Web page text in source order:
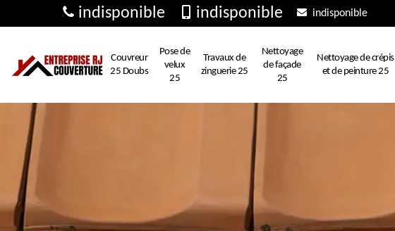
indisponible indisponible indisponible
Couvreur
25 Doubs
Pose de
velux
25
Travaux de
zinguerie 25
Nettoyage
de façade
25
Nettoyage de crépis
et de peinture 25